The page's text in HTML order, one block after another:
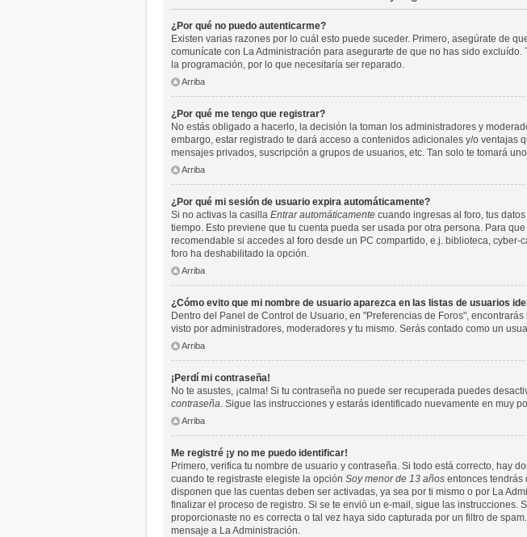
¿Por qué no puedo autenticarme?
Existen varias razones por lo cuál esto puede suceder. Primero, asegúrate de
comunícate con La Administración para asegurarte de que no has sido
la programación, por lo que necesitaría ser reparado.
Arriba
¿Por qué me tengo que registrar?
No estás obligado a hacerlo, la decisión la toman los administradores y
embargo, estar registrado te dará acceso a contenidos adicionales y/o ventajas
mensajes privados, suscripción a grupos de usuarios, etc. Tan solo te tomará
Arriba
¿Por qué mi sesión de usuario expira automáticamente?
Si no activas la casilla Entrar automáticamente cuando ingresas al foro, tus
tiempo. Esto previene que tu cuenta pueda ser usada por otra persona. Para
recomendable si accedes al foro desde un PC compartido, e.j. biblioteca,
foro ha deshabilitado la opción.
Arriba
¿Cómo evito que mi nombre de usuario aparezca en las listas de usuarios
Dentro del Panel de Control de Usuario, en "Preferencias de Foros", encontrarás
visto por administradores, moderadores y tu mismo. Serás contado como un
Arriba
¡Perdí mi contraseña!
No te asustes, ¡calma! Si tu contraseña no puede ser recuperada puedes
contraseña . Sigue las instrucciones y estarás identificado nuevamente en muy
Arriba
Me registré ¡y no me puedo identificar!
Primero, verifica tu nombre de usuario y contraseña. Si todo está correcto, hay
cuando te registraste elegiste la opción Soy menor de 13 años entonces tendrás
disponen que las cuentas deben ser activadas, ya sea por ti mismo o por La
finalizar el proceso de registro. Si se te envió un e-mail, sigue las
proporcionaste no es correcta o tal vez haya sido capturada por un filtro de
mensaje a La Administración.